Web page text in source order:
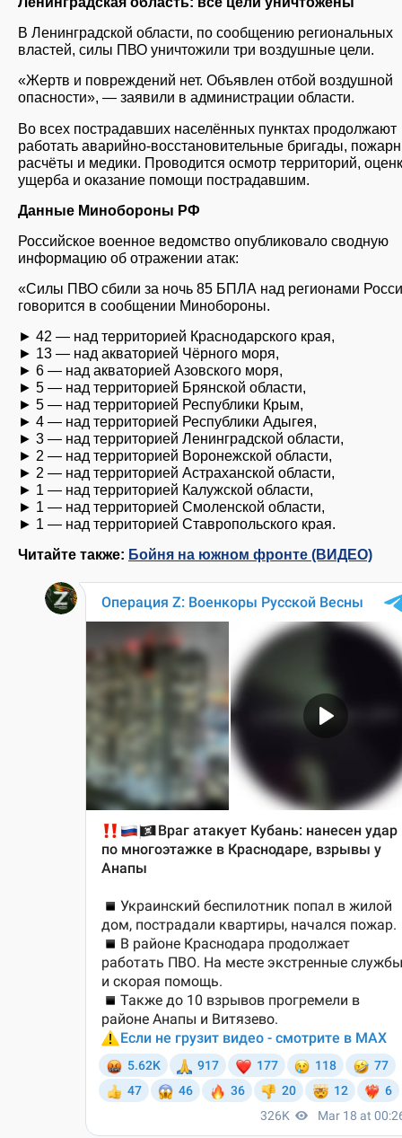
В Ленинградской области, по сообщению региональных
властей, силы ПВО уничтожили три воздушные цели.
«Жертв и повреждений нет. Объявлен отбой воздушной
опасности», — заявили в администрации области.
Во всех пострадавших населённых пунктах продолжают
работать аварийно-восстановительные бригады,
расчёты и медики. Проводится осмотр территорий,
ущерба и оказание помощи пострадавшим.
Данные Минобороны РФ
Российское военное ведомство опубликовало сводную
информацию об отражении атак:
«Силы ПВО сбили за ночь 85 БПЛА над регионами
говорится в сообщении Минобороны.
► 42 — над территорией Краснодарского края,
► 13 — над акваторией Чёрного моря,
► 6 — над акваторией Азовского моря,
► 5 — над территорией Брянской области,
► 5 — над территорией Республики Крым,
► 4 — над территорией Республики Адыгея,
► 3 — над территорией Ленинградской области,
► 2 — над территорией Воронежской области,
► 2 — над территорией Астраханской области,
► 1 — над территорией Калужской области,
► 1 — над территорией Смоленской области,
► 1 — над территорией Ставропольского края.
Читайте также: Бойня на южном фронте (ВИДЕО)